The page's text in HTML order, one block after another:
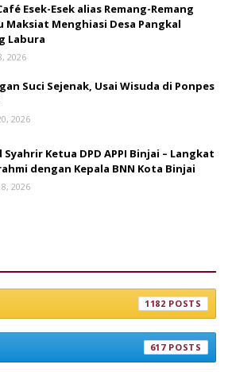
Esek-Esek alias Remang-Remang
Maksiat Menghiasi Desa Pangkal
Labura
2026
Suci Sejenak, Usai Wisuda di Ponpes
2026
Syahrir Ketua DPD APPI Binjai – Langkat
dengan Kepala BNN Kota Binjai
2026
1182
617